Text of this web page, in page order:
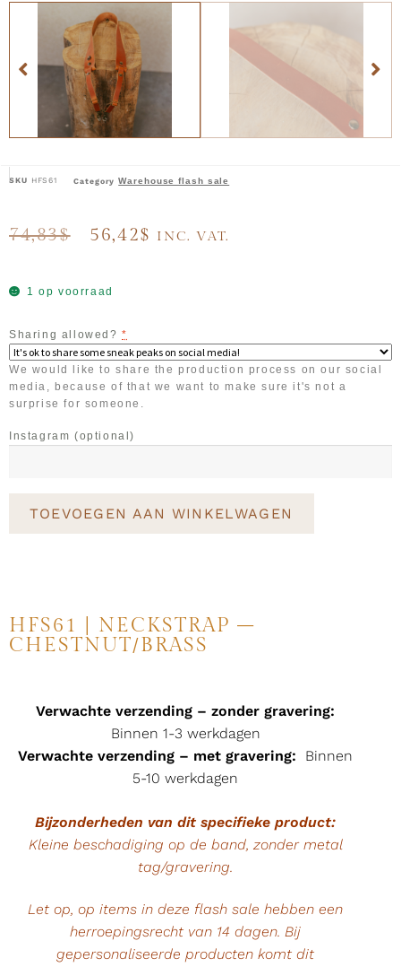
SKU HFS61 Category Warehouse flash sale
74,83$ 56,42$ INC. VAT.
1 op voorraad
Sharing allowed?*
We would like to share the production process on our social
media, because of that we want to make sure it's not a
surprise for someone.
Instagram (optional)
TOEVOEGEN AAN WINKELWAGEN
HFS61 | NECKSTRAP –
CHESTNUT/BRASS
Verwachte verzending – zonder gravering:
Binnen 1-3 werkdagen
Verwachte verzending – met gravering: Binnen
5-10 werkdagen
Bijzonderheden van dit specifieke product:
Kleine beschadiging op de band, zonder metal
tag/gravering.
Let op, op items in deze flash sale hebben een
herroepingsrecht van 14 dagen. Bij
gepersonaliseerde producten komt dit